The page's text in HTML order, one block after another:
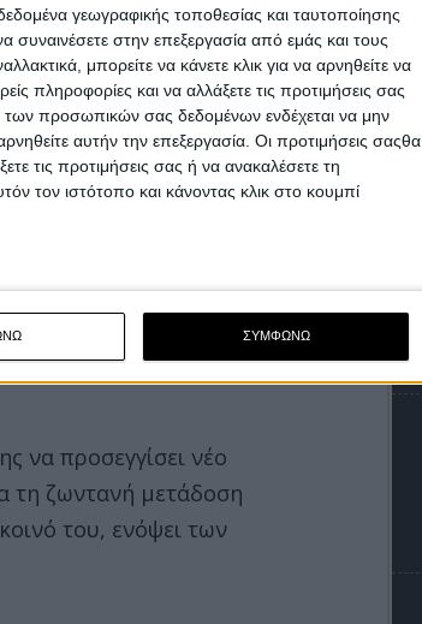
γεωγραφικής τοποθεσίας και ταυτοποίησης
στην επεξεργασία από εμάς και τους
μπορείτε να κάνετε κλικ για να αρνηθείτε να
πληροφορίες και να αλλάξετε τις προτιμήσεις σας
των προσωπικών σας δεδομένων ενδέχεται να μην
αυτήν την επεξεργασία. Οι προτιμήσεις σαςθα
τις προτιμήσεις σας ή να ανακαλέσετε τη
τον ιστότοπο και κάνοντας κλικ στο κουμπί
ΣΥΜΦΩΝΩ
από 190.000
στοιχεία της
του Assen εκτιμάται
απήχηση του
να προσεγγίσει νέο
τη ζωντανή μετάδοση
του, ενόψει των